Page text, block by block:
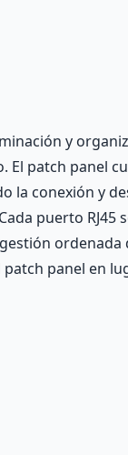
y
El patch panel
la conexión y
puerto RJ45
ordenada
panel en